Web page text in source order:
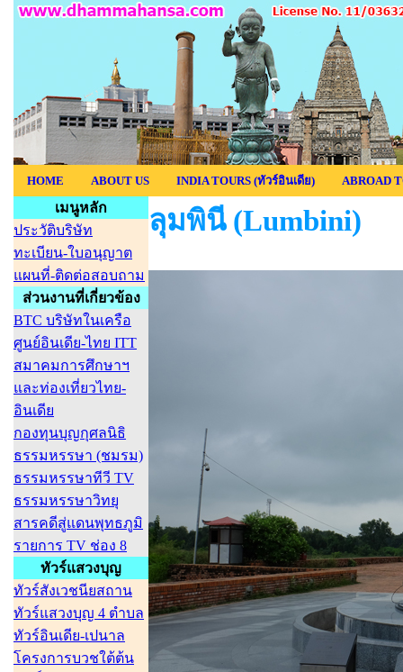
HOME ABOUT US INDIA TOURS (ทัวร์อินเดีย) ABROAD
เมนูหลัก
ประวัติบริษัท
ทะเบียน-ใบอนุญาต
แผนที่-ติดต่อสอบถาม
ส่วนงานที่เกี่ยวข้อง
BTC บริษัทในเครือ
ศูนย์อินเดีย-ไทย ITT
สมาคมการศึกษาฯ
และท่องเที่ยวไทย-
อินเดีย
กองทุนบุญกุศลนิธิ
ธรรมหรรษา (ชมรม)
ธรรมหรรษาทีวี TV
ธรรมหรรษาวิทยุ
สารคดีสู่แดนพุทธภูมิ
รายการ TV ช่อง 8
ทัวร์แสวงบุญ
ทัวร์สังเวชนียสถาน
ทัวร์แสวงบุญ 4 ตำบล
ทัวร์อินเดีย-เปนาล
โครงการบวชใต้ต้น
ลุมพินี (Lumbini)